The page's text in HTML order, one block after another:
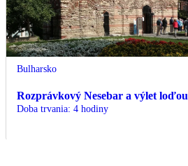
Bulharsko
Rozprávkový Nesebar a výlet loďou
Doba trvania: 4 hodiny